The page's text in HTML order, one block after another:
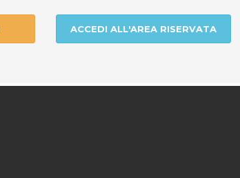
ACCEDI ALL'AREA RISERVATA